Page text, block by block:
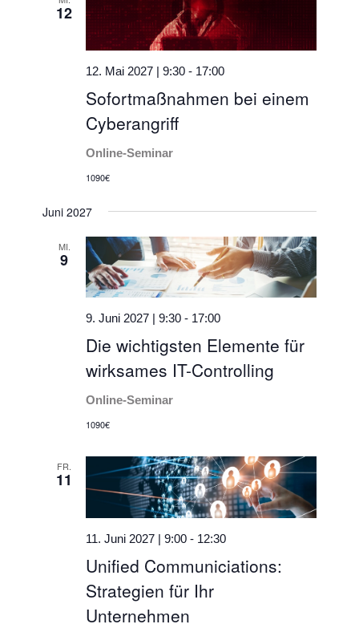
12
Sofortmaßnahmen bei einem
Cyberangriff
12. Mai 2027 | 9:30 - 17:00
Online-Seminar
1090€
Juni 2027
MI.
9
Die wichtigsten Elemente für
wirksames IT-Controlling
9. Juni 2027 | 9:30 - 17:00
Online-Seminar
1090€
FR.
11
Unified Communiciations:
Strategien für Ihr
Unternehmen
11. Juni 2027 | 9:00 - 12:30